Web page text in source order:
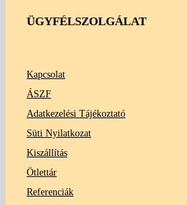
ÜGYFÉLSZOLGÁLAT
Kapcsolat
ÁSZF
Adatkezelési Tájékoztató
Süti Nyilatkozat
Kiszállítás
Ötlettár
Referenciák